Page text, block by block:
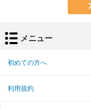
メニュー
初めての方へ
利用規約